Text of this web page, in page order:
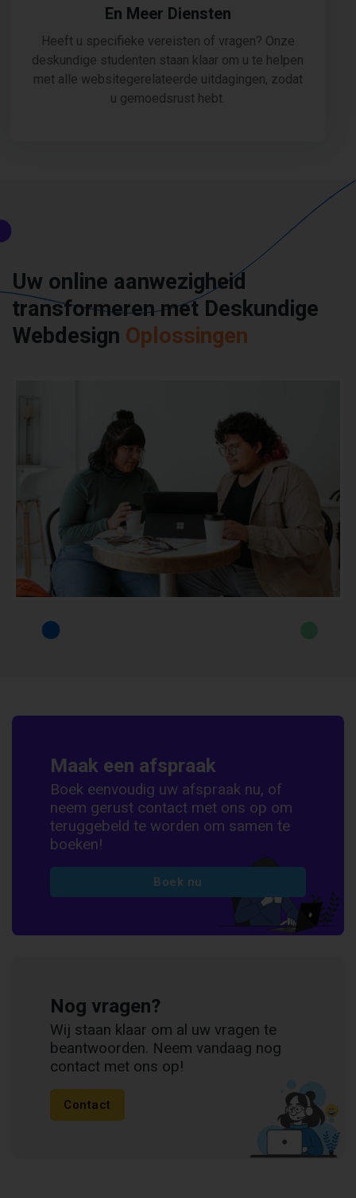
En Meer Diensten
Heeft u specifieke vereisten of vragen? Onze
deskundige studenten staan klaar om u te helpen
met alle websitegerelateerde uitdagingen, zodat
u gemoedsrust hebt.
Uw online aanwezigheid
transformeren met Deskundige
Webdesign Oplossingen
Maak een afspraak
Boek eenvoudig uw afspraak nu, of
neem gerust contact met ons op om
teruggebeld te worden om samen te
boeken!
Boek nu
Nog vragen?
Wij staan klaar om al uw vragen te
beantwoorden. Neem vandaag nog
contact met ons op!
Contact